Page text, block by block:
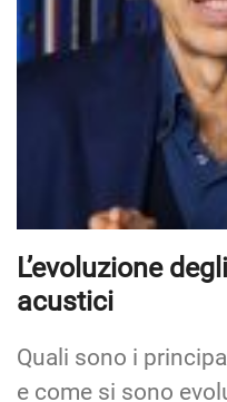
L’evoluzione
acustici
Quali sono i
e come si sono